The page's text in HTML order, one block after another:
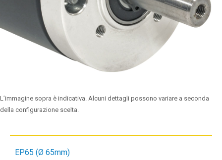
L’immagine sopra è indicativa. Alcuni dettagli possono variare a seconda
della configurazione scelta.
EP65 (Ø 65mm)